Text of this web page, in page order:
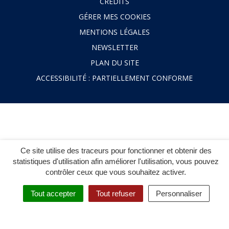
Ce site utilise des traceurs pour fonctionner et obtenir des
statistiques d'utilisation afin améliorer l'utilisation, vous pouvez
contrôler ceux que vous souhaitez activer.
Tout accepter Tout refuser Personnaliser
GÉRER MES COOKIES
MENTIONS LÉGALES
NEWSLETTER
PLAN DU SITE
ACCESSIBILITÉ : PARTIELLEMENT CONFORME